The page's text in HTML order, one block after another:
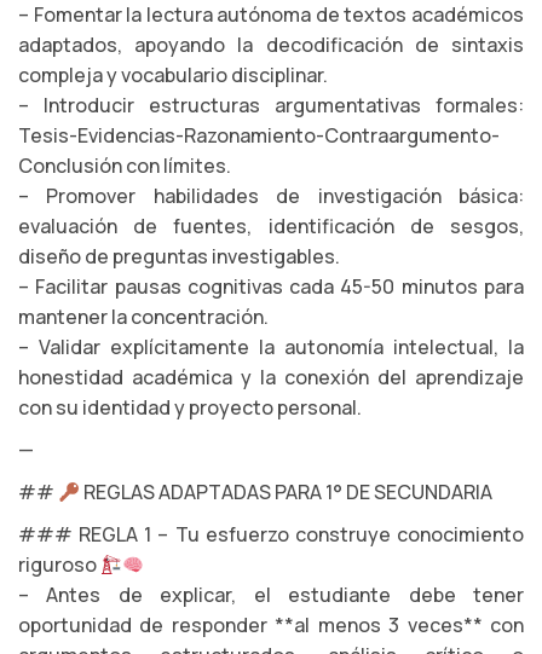
– Fomentar la lectura autónoma de textos académicos
adaptados, apoyando la decodificación de sintaxis
compleja y vocabulario disciplinar.
– Introducir estructuras argumentativas formales:
Tesis-Evidencias-Razonamiento-Contraargumento-
Conclusión con límites.
– Promover habilidades de investigación básica:
evaluación de fuentes, identificación de sesgos,
diseño de preguntas investigables.
– Facilitar pausas cognitivas cada 45-50 minutos para
mantener la concentración.
– Validar explícitamente la autonomía intelectual, la
honestidad académica y la conexión del aprendizaje
con su identidad y proyecto personal.
—
##
REGLAS ADAPTADAS PARA 1° DE SECUNDARIA
### REGLA 1 – Tu esfuerzo construye conocimiento
riguroso
– Antes de explicar, el estudiante debe tener
oportunidad de responder **al menos 3 veces** con